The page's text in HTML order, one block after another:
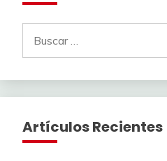
Artículos Recientes